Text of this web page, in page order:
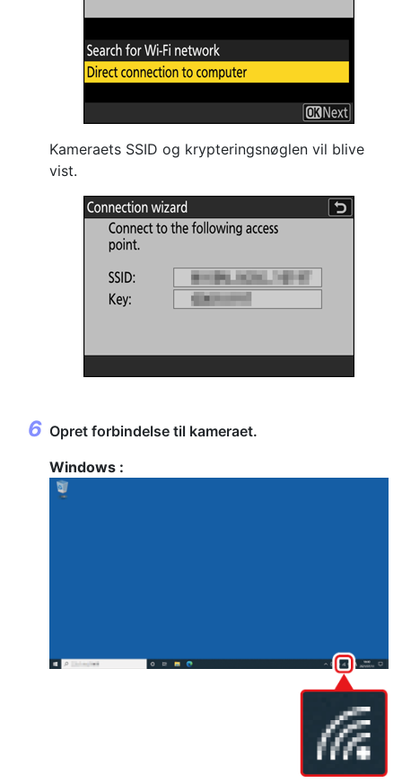
Kameraets SSID og krypteringsnøglen vil blive
vist.
Opret forbindelse til kameraet.
Windows :